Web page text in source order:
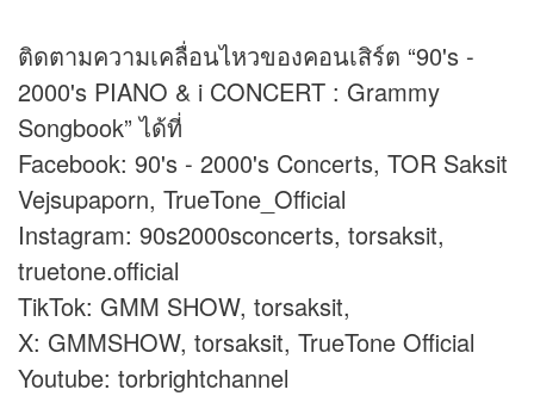
ติดตามความเคลื่อนไหวของคอนเสิร์ต “90's -
2000's PIANO & i CONCERT : Grammy
Songbook” ได้ที่
Facebook: 90's - 2000's Concerts, TOR Saksit
Vejsupaporn, TrueTone_Official
Instagram: 90s2000sconcerts, torsaksit,
truetone.official
TikTok: GMM SHOW, torsaksit,
X: GMMSHOW, torsaksit, TrueTone Official
Youtube: torbrightchannel